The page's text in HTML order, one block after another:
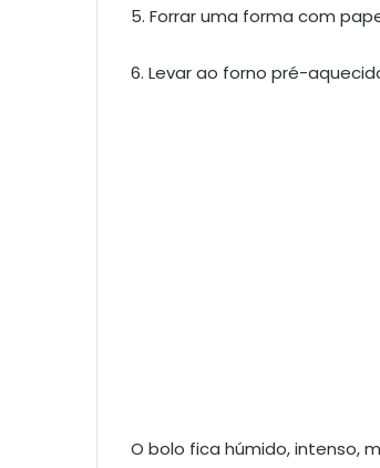
5. Forrar uma forma com
6. Levar ao forno pré-
O bolo fica húmido, intenso,